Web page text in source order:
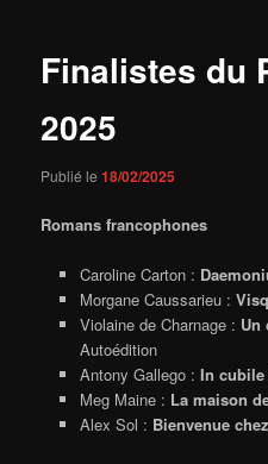
Finalistes du
2025
Publié le18/02/2025
Romans francophones
Caroline Carton :
Morgane Caussarieu :
Violaine de Charnage : Un
Autoédition
Antony Gallego : In
Meg Maine : La maison
Alex Sol : Bienvenue